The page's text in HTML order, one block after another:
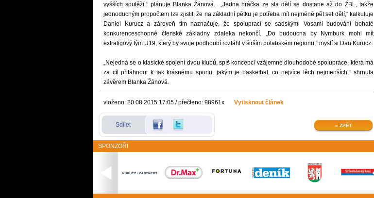
vyšších soutěží,“ plánuje Blanka Žánová. „Jedna hráčka ze sta dětí se dostane až do ŽBL, takže
jednoduchým propočtem lze zjistit, že na základní pětku je potřeba mít nejméně pět set dětí,“ kalkuluje
Daniel Kurucz a zároveň tím naznačuje, že spoluprací se sadskými Vosami budování bohaté
konkurenceschopné členské základny zdaleka nekončí. „Do budoucna by Nymburk mohl mít
extraligový tým U19, který by svoje podhoubí roztáhl v širším polabském regionu,“ myslí si Dan Kurucz.
„Nejedná se o klasické spojení dvou klubů, spíš koncepci vzájemné dlouhodobé spolupráce, která má
za cíl přitáhnout k tak krásnému sportu, jakým je basketbal, co nejvíce těch nejmenších,“ shrnula
závěrem Blanka Žánová.
vloženo: 20.08.2015 17:05 / přečteno: 98961x Vytisknout článek
« ZPĚT
Sdílet
SPONZOŘI